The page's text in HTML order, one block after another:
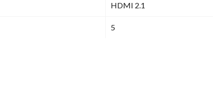
HDMI 2.1
5